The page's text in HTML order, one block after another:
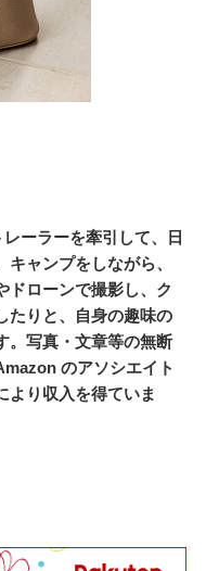
ーラーを牽引して、日
ャンプをしながら、
ドローンで撮影し、ク
たりと、自身の趣味の
。写真・文章等の無断
のアソシエイト
より収入を得ていま